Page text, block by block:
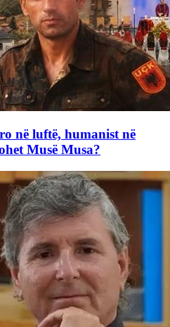
në luftë, humanist në
Musë Musa?